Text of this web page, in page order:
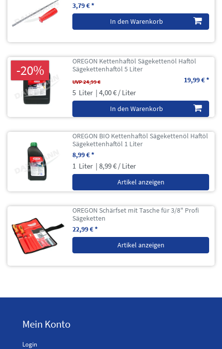
3,79 € *
In den Warenkorb
-20%
OREGON Kettenhaftöl Sägekettenöl Haftöl
Sägekettenhaftöl 5 Liter
UVP 24,99 € 19,99 € *
5 Liter | 4,00 € / Liter
In den Warenkorb
OREGON BIO Kettenhaftöl Sägekettenöl Haftöl
Sägekettenhaftöl 1 Liter
8,99 € *
1 Liter | 8,99 € / Liter
Artikel anzeigen
OREGON Schärfset mit Tasche für 3/8" Profi
Sägeketten
22,99 € *
Artikel anzeigen
Mein Konto
Login